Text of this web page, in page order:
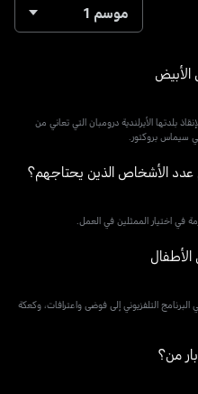
موسم 1
بلدتها الأيرلندية درومبان التي تعاني من
سيماس بروكتور.
في اختيار الممثلين في العمل.
التلفزيوني إلى فوضى واعترافات، وكعكة